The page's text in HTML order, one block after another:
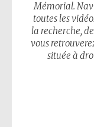
Mémorial.
toutes les
la recherche,
vous
située à